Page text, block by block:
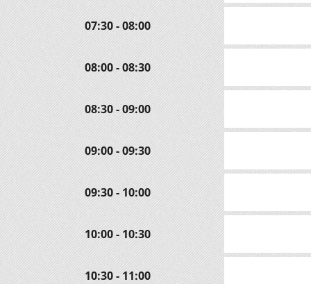
07:30 - 08:00
08:00 - 08:30
08:30 - 09:00
09:00 - 09:30
09:30 - 10:00
10:00 - 10:30
10:30 - 11:00